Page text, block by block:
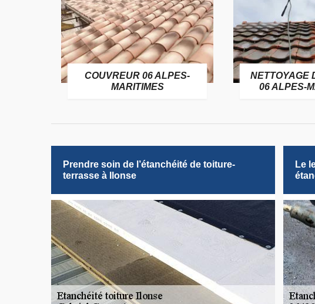
COUVREUR 06 ALPES-
MARITIMES
NETTOYAGE
06 ALPES-
Prendre soin de l’étanchéité de toiture-
terrasse à Ilonse
Le